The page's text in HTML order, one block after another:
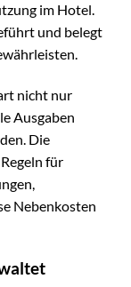
im Hotel.
und belegt
nicht nur
Ausgaben
Die
für
Nebenkosten